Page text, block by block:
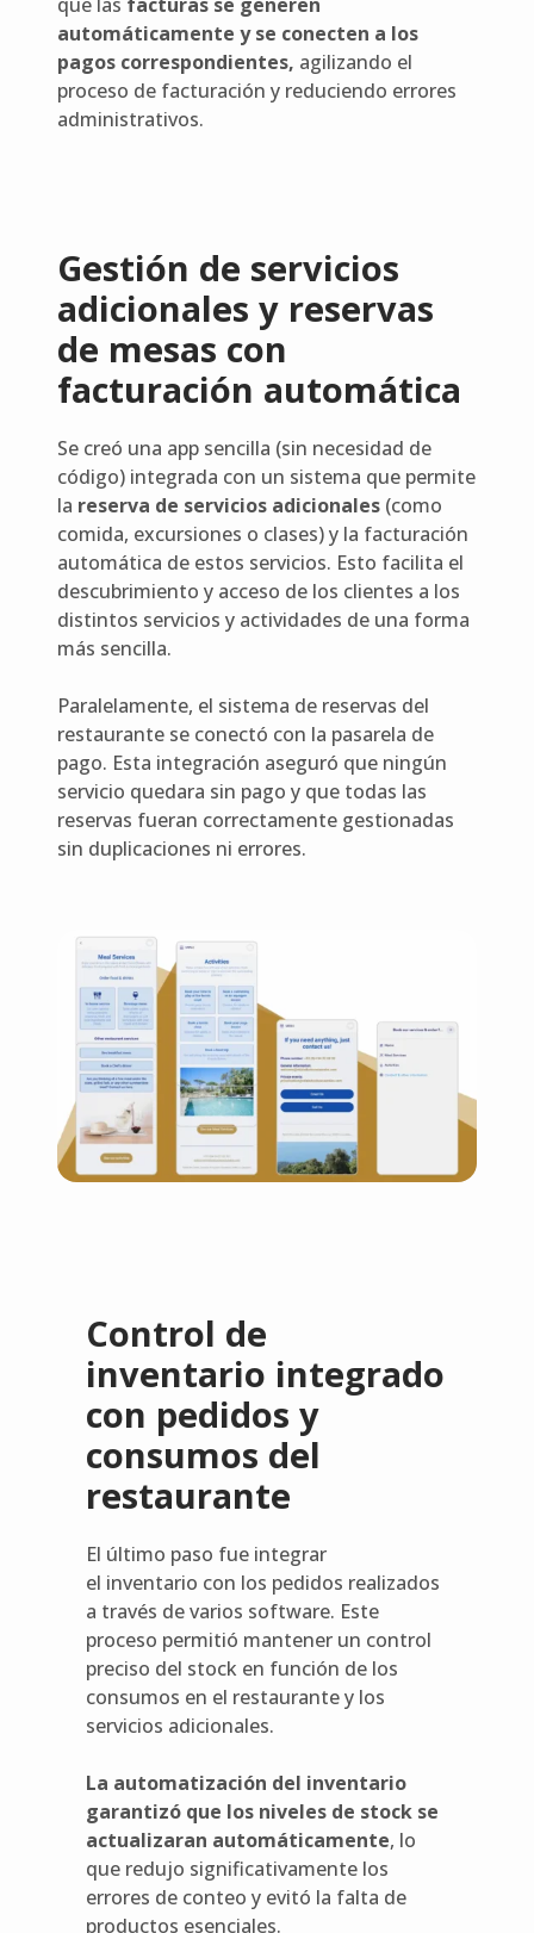
automáticamente y se conecten a los
pagos correspondientes, agilizando el
proceso de facturación y reduciendo errores
administrativos.
Gestión de servicios
adicionales y reservas
de mesas con
facturación automática
Se creó una app sencilla (sin necesidad de
código) integrada con un sistema que permite
la reserva de servicios adicionales (como
comida, excursiones o clases) y la facturación
automática de estos servicios. Esto facilita el
descubrimiento y acceso de los clientes a los
distintos servicios y actividades de una forma
más sencilla.
Paralelamente, el sistema de reservas del
restaurante se conectó con la pasarela de
pago. Esta integración aseguró que ningún
servicio quedara sin pago y que todas las
reservas fueran correctamente gestionadas
sin duplicaciones ni errores.
Control de
inventario integrado
con pedidos y
consumos del
restaurante
El último paso fue integrar
el inventario con los pedidos realizados
a través de varios software. Este
proceso permitió mantener un control
preciso del stock en función de los
consumos en el restaurante y los
servicios adicionales.
La automatización del inventario
garantizó que los niveles de stock se
actualizaran automáticamente, lo
que redujo significativamente los
errores de conteo y evitó la falta de
productos esenciales.